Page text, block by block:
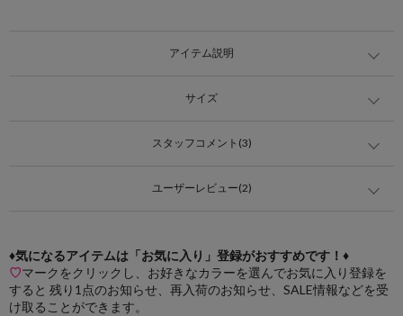
アイテム説明
サイズ
スタッフコメント(3)
ユーザーレビュー(2)
♦気になるアイテムは「お気に入り」登録がおすすめです！♦
♡マークをクリックし、お好きなカラーを選んでお気に入り登録を
すると 残り1点のお知らせ、再入荷のお知らせ、SALE情報などを受
け取ることができます。